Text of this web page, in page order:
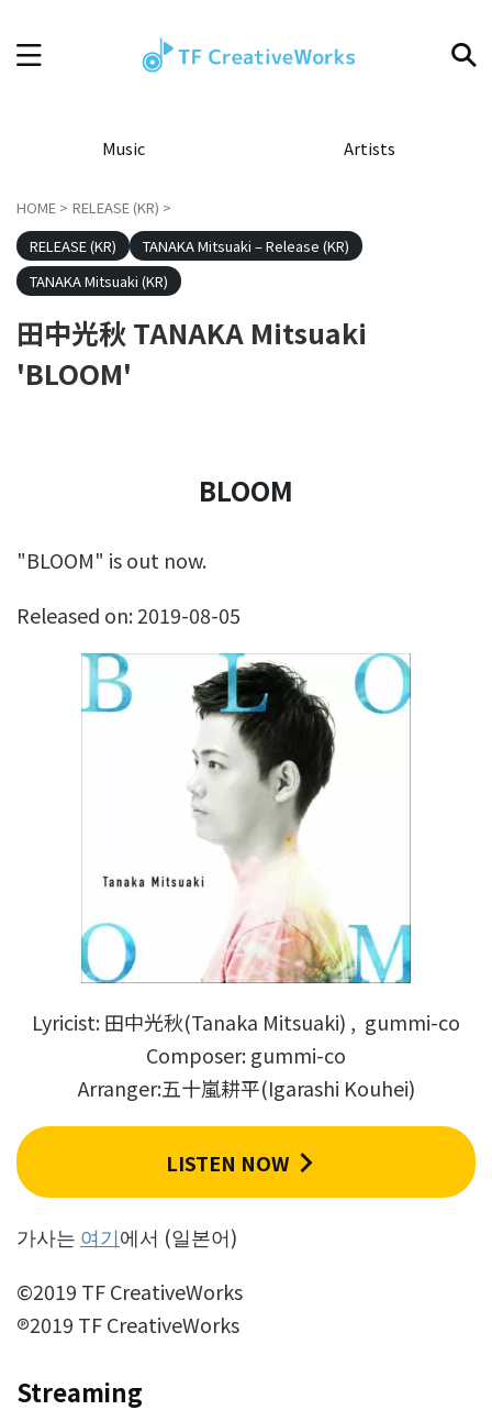
Music Artists
HOME > RELEASE (KR) >
RELEASE (KR)
TANAKA Mitsuaki – Release (KR)
TANAKA Mitsuaki (KR)
田中光秋 TANAKA Mitsuaki
'BLOOM'
BLOOM
"BLOOM" is out now.
Released on: 2019-08-05
Lyricist: 田中光秋(Tanaka Mitsuaki) , gummi-co
Composer: gummi-co
Arranger:五十嵐耕平(Igarashi Kouhei)
LISTEN NOW
가사는 여기에서 (일본어)
©2019 TF CreativeWorks
℗2019 TF CreativeWorks
Streaming